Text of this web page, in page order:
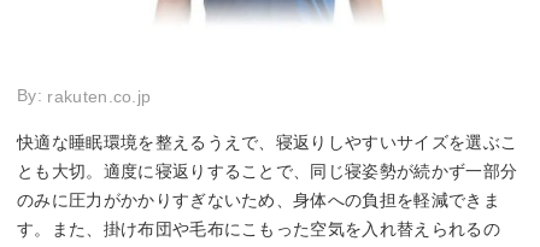
By: rakuten.co.jp
快適な睡眠環境を整えるうえで、寝返りしやすいサイズを選ぶこ
とも大切。適度に寝返りすることで、同じ寝姿勢が続かず一部分
のみに圧力がかかりすぎないため、身体への負担を軽減できま
す。また、掛け布団や毛布にこもった空気を入れ替えられるの